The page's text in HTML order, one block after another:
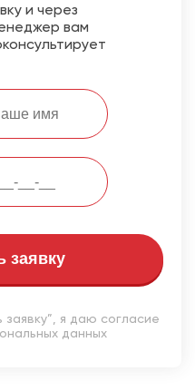
и через
вам
заявку
я даю согласие
данных